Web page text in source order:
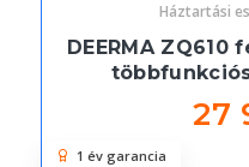
Háztartási
DEERMA
27
1 év garancia